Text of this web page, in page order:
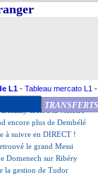
L1 - Tableau mercato L1 -
TRANSFERTS
L1 pour Payet !
Chelsea enchaîne
les compos
à l'étude ?
croit à la victoire
encore plus de Dembélé
à suivre en DIRECT !
le grand Messi
Domenech sur Ribéry
la gestion de Tudor